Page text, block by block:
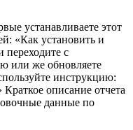
устанавливаете этот
«Как установить и
переходите с
или же обновляете
инструкцию:
описание отчета
данные по